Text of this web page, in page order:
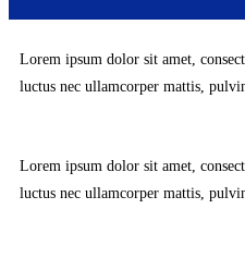
Lorem ipsum dolor sit amet,
luctus nec ullamcorper mattis,
Lorem ipsum dolor sit amet,
luctus nec ullamcorper mattis,